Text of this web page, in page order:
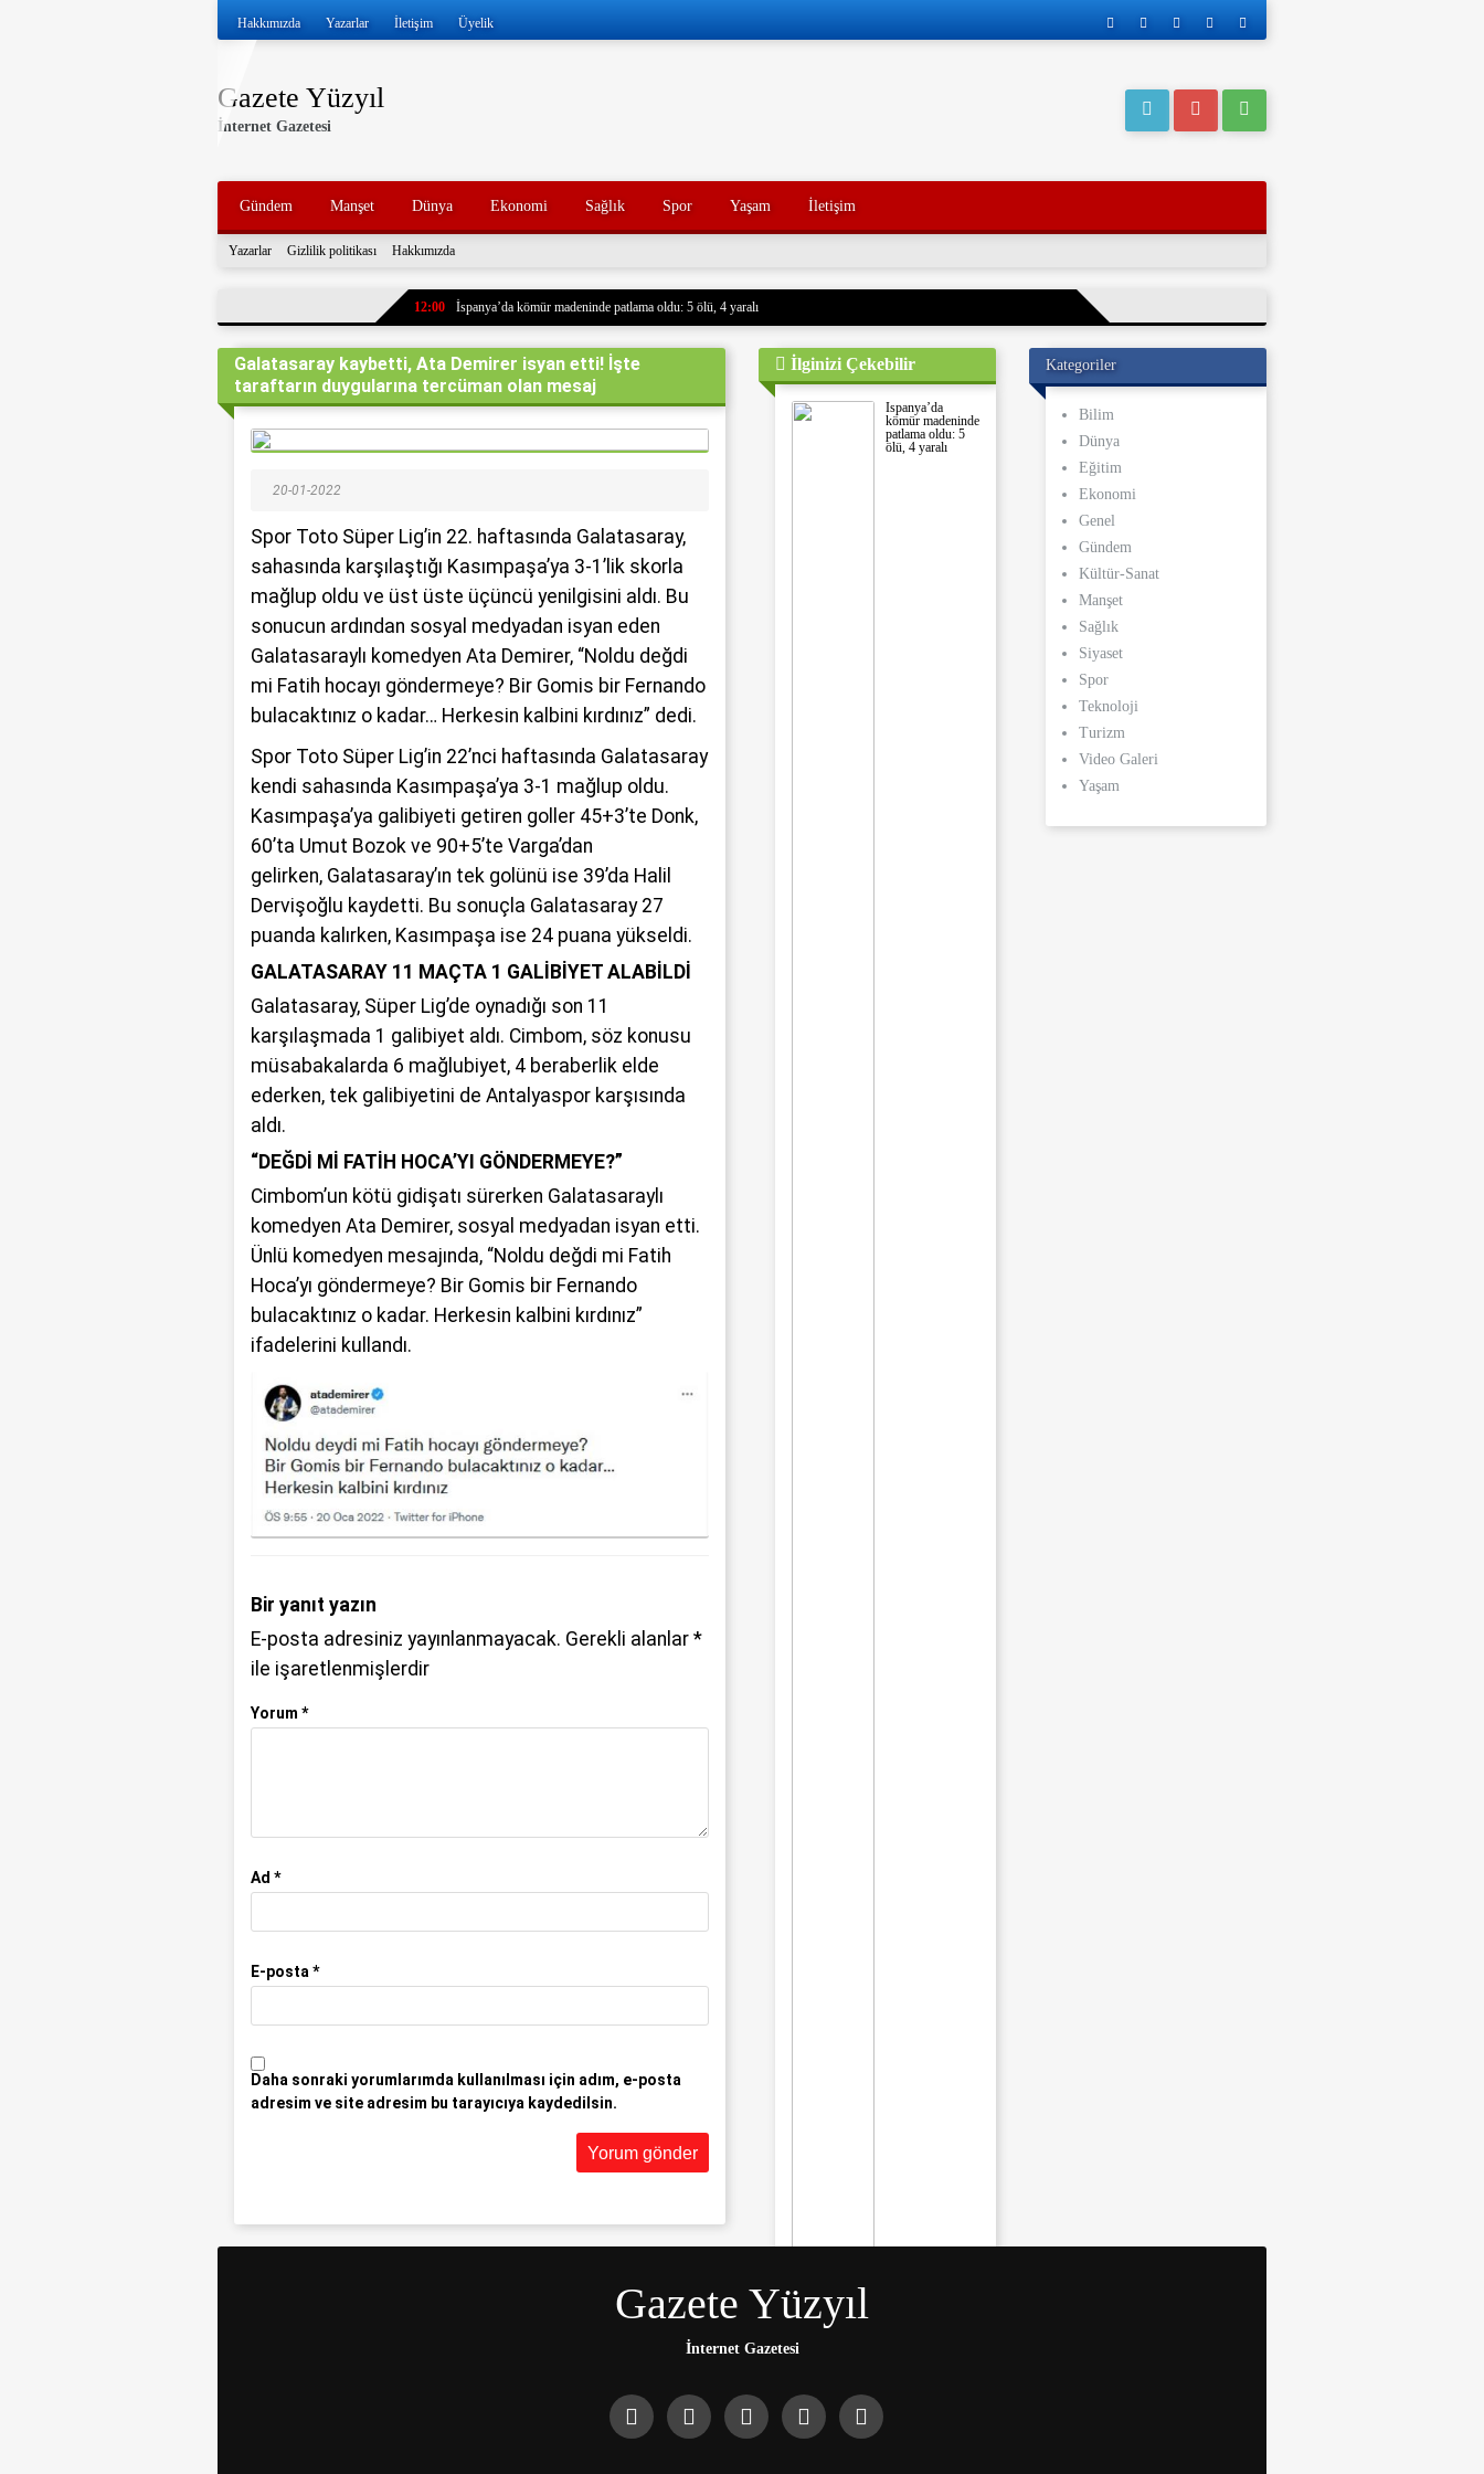
Hakkımızda Yazarlar İletişim Üyelik
Gazete Yüzyıl
İnternet Gazetesi
Gündem Manşet Dünya Ekonomi Sağlık Spor Yaşam İletişim
Yazarlar Gizlilik politikası Hakkımızda
12:00
İspanya’da kömür madeninde patlama oldu: 5 ölü, 4 yaralı
11:52
Volkan Konak’ın yakınları, kötü yorumlarla ilgili yasal işlem başlatacak.
11:47
İran, kaçak akaryakıt taşıyan iki gemiye el koydu. Devrim Muhafızları, Basra Körfezi’nde düzenledikleri operasyonla
11:43
7 yıl önce hayatını kaybeden oğlunun trajik ölümünü yaşayan bir baba, acı dolu bir tesadüf sonucu aynı kaderi
paylaştı. Oğlunun ölümünden tam 7 yıl sonra, baba da geçirdiği bir kaza sonucu hayatını kaybetti. Aile üyeleri ve yakınları, bu
Galatasaray kaybetti, Ata Demirer isyan etti! İşte
taraftarın duygularına tercüman olan mesaj
20-01-2022
Spor Toto Süper Lig’in 22. haftasında Galatasaray,
sahasında karşılaştığı Kasımpaşa’ya 3-1’lik skorla
mağlup oldu ve üst üste üçüncü yenilgisini aldı. Bu
sonucun ardından sosyal medyadan isyan eden
Galatasaraylı komedyen Ata Demirer, “Noldu değdi
mi Fatih hocayı göndermeye? Bir Gomis bir Fernando
bulacaktınız o kadar… Herkesin kalbini kırdınız” dedi.
Spor Toto Süper Lig’in 22’nci haftasında Galatasaray
kendi sahasında Kasımpaşa’ya 3-1 mağlup oldu.
Kasımpaşa’ya galibiyeti getiren goller 45+3’te Donk,
60’ta Umut Bozok ve 90+5’te Varga’dan
gelirken, Galatasaray’ın tek golünü ise 39’da Halil
Dervişoğlu kaydetti. Bu sonuçla Galatasaray 27
puanda kalırken, Kasımpaşa ise 24 puana yükseldi.
GALATASARAY 11 MAÇTA 1 GALİBİYET ALABİLDİ
Galatasaray, Süper Lig’de oynadığı son 11
karşılaşmada 1 galibiyet aldı. Cimbom, söz konusu
müsabakalarda 6 mağlubiyet, 4 beraberlik elde
ederken, tek galibiyetini de Antalyaspor karşısında
aldı.
“DEĞDİ Mİ FATİH HOCA’YI GÖNDERMEYE?”
Cimbom’un kötü gidişatı sürerken Galatasaraylı
komedyen Ata Demirer, sosyal medyadan isyan etti.
Ünlü komedyen mesajında, “Noldu değdi mi Fatih
Hoca’yı göndermeye? Bir Gomis bir Fernando
bulacaktınız o kadar. Herkesin kalbini kırdınız”
ifadelerini kullandı.
Bir yanıt yazın
E-posta adresiniz yayınlanmayacak. Gerekli alanlar *
ile işaretlenmişlerdir
Yorum *
Ad *
E-posta*
Daha sonraki yorumlarımda kullanılması için adım, e-posta
adresim ve site adresim bu tarayıcıya kaydedilsin.
İlginizi Çekebilir
İspanya’da
kömür madeninde
patlama oldu: 5
ölü, 4 yaralı
Kategoriler
Bilim
Dünya
Eğitim
Ekonomi
Genel
Gündem
Kültür-Sanat
Manşet
Sağlık
Siyaset
Spor
Teknoloji
Turizm
Video Galeri
Yaşam
Gazete Yüzyıl
İnternet Gazetesi